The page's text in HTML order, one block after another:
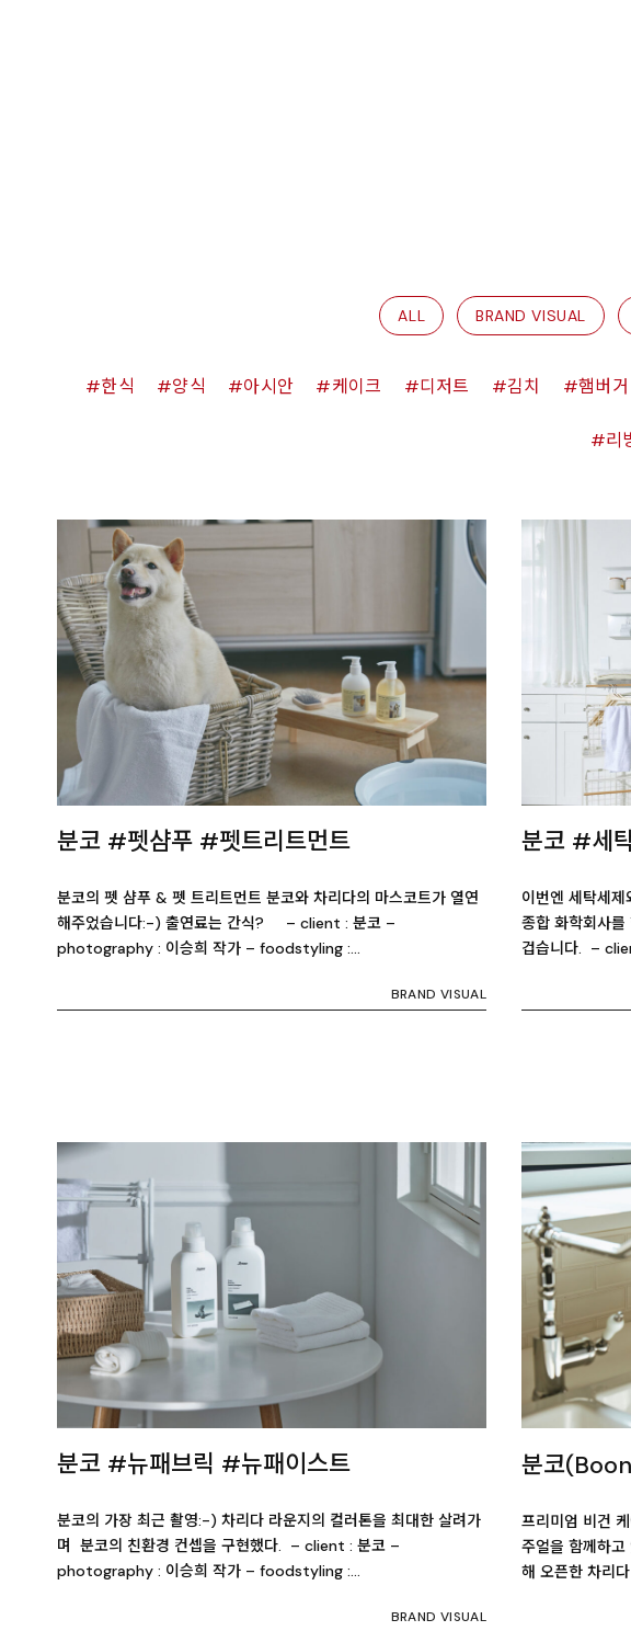
ALL BRAND VISUAL
한식 양식 아시안 케이크 디저트 김치 햄버거
리
분코 #펫샴푸 #펫트리트먼트
분코의 펫 샴푸 & 펫 트리트먼트 분코와 차리다의 마스코트가 열연
해주었습니다:-) 출연료는 간식? – client : 분코 –
photography : 이승희 작가 – foodstyling :…
BRAND VISUAL
분코 #세
이번엔 세탁세
종합 화학회사
겁습니다. –
분코 #뉴패브릭 #뉴패이스트
분코의 가장 최근 촬영:-) 차리다 라운지의 컬러톤을 최대한 살려가
며 분코의 친환경 컨셉을 구현했다. – client : 분코 –
photography : 이승희 작가 – foodstyling :…
BRAND VISUAL
분코
프리미엄 비건
주얼을 함께하
해 오픈한 차리